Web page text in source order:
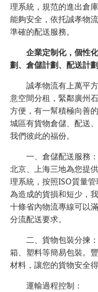
理系統，規范的進出倉
能夠安全，依托誠孝物
準確的配送服務。
企業定制化，個性
劃、倉儲計劃、配送計劃
誠孝物流有上萬平
意空間分租，緊鄰廣州
方便，有一幫積極向善
城區有貨物倉儲、配送
我們彼此的福份。
一、倉儲配送服務
北京、上海三地為您提
理系統，按照ISO質量
為造成的貨損和短少，
十條省內物流專線可以
分流配送要求。
二、貨物包裝分揀
箱、塑料等簡易包裝。
材料，讓您的貨物安全得
運輸過程控制：